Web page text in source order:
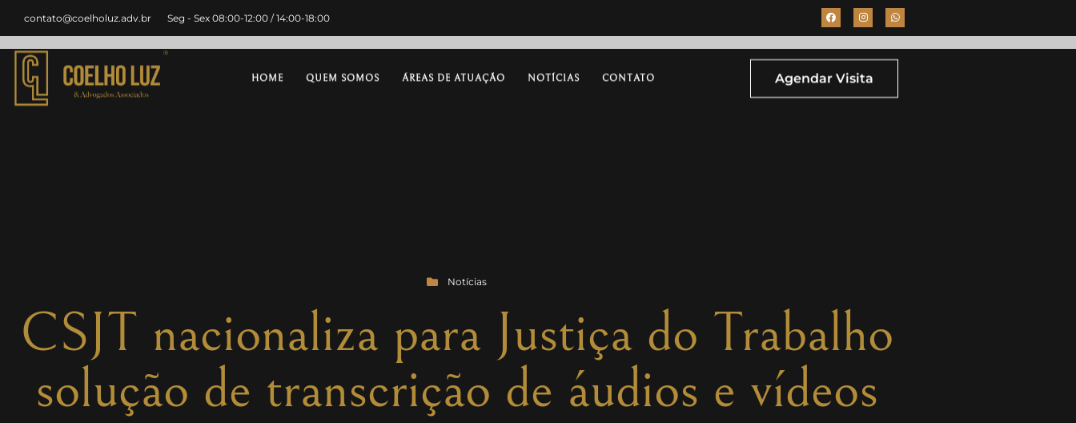
contato@coelholuz.adv.br Seg - Sex 08:00-12:00 / 14:00-18:00
HOME QUEM SOMOS ÁREAS DE ATUAÇÃO NOTÍCIAS CONTATO Agendar Visita
Notícias
CSJT nacionaliza para Justiça do Trabalho
solução de transcrição de áudios e vídeos